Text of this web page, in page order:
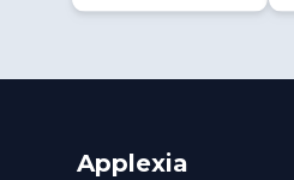
Applexia